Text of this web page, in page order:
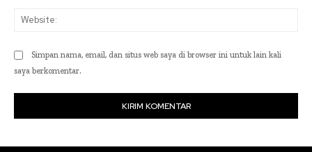
Simpan nama, email, dan situs web saya di browser ini untuk lain kali
saya berkomentar.